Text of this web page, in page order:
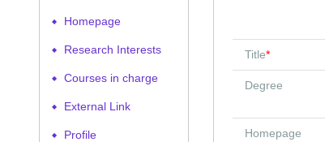
◆ Homepage
◆ Research Interests
◆ Courses in charge
◆ External Link
◆ Profile
Title*
Degree
Homepage